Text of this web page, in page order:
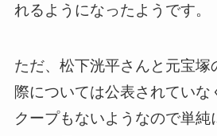
れるようになったようです。
ただ、松下洸平さんと元宝塚
際については公表されていな
クープもないようなので単純